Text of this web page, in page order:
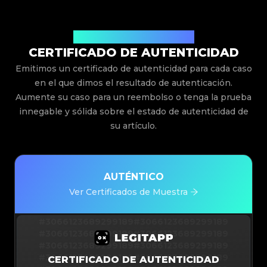
CERTIFICADO DE AUTENTICIDAD
Emitimos un certificado de autenticidad para cada caso
en el que dimos el resultado de autenticación.
Aumente su caso para un reembolso o tenga la prueba
innegable y sólida sobre el estado de autenticidad de
su artículo.
AUTÉNTICO
Ver Certificados de Muestra
#3066123689299189#3066123689299189
#3066123689299189#3066123689299189
#3066123689299189#3066123689299189
CERTIFICADO DE AUTENTICIDAD